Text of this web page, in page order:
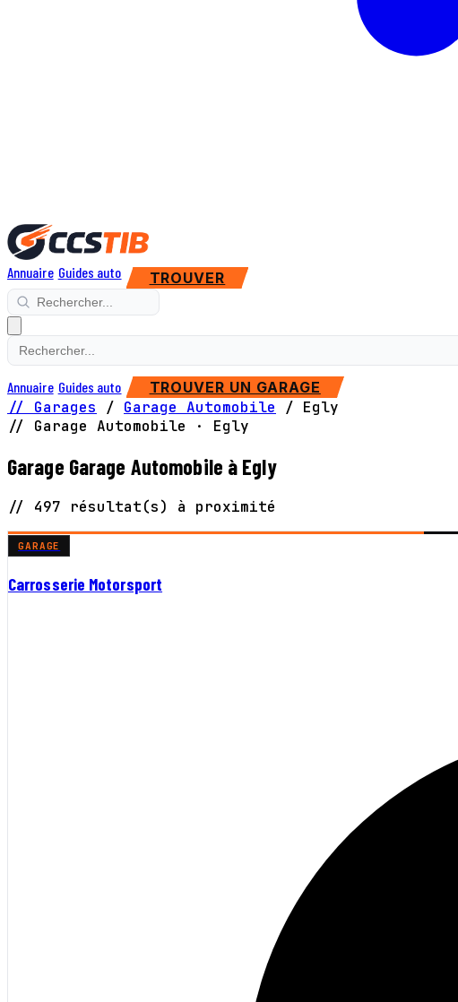
Annuaire Guides auto TROUVER
Annuaire Guides auto TROUVER UN GARAGE
// Garages / Garage Automobile / Egly
// Garage Automobile · Egly
Garage Garage Automobile à Egly
// 497 résultat(s) à proximité
GARAGE
Carrosserie Motorsport